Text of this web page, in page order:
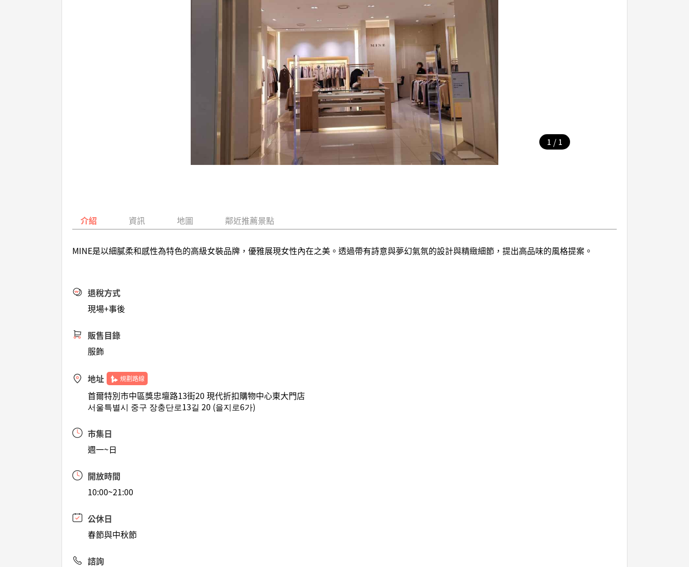
1 / 1
介紹 資訊 地圖 鄰近推薦景點
MINE是以細膩柔和感性為特色的高級女裝品牌，優雅展現女性內在之美。透過帶有詩意與夢幻氣氛的設計與精緻細節，提出高品味的風格提案。
退稅方式
現場+事後
販售目錄
服飾
地址 規劃路線
首爾特別市中區獎忠壇路13街20 現代折扣購物中心東大門店
서울특별시 중구 장충단로13길 20 (을지로6가)
市集日
週一~日
開放時間
10:00~21:00
公休日
春節與中秋節
諮詢